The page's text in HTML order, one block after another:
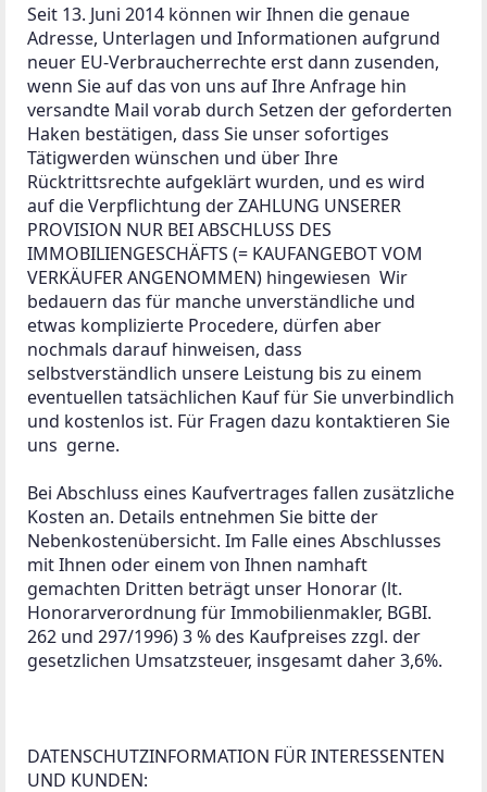
Seit 13. Juni 2014 können wir Ihnen die genaue
Adresse, Unterlagen und Informationen aufgrund
neuer EU-Verbraucherrechte erst dann zusenden,
wenn Sie auf das von uns auf Ihre Anfrage hin
versandte Mail vorab durch Setzen der geforderten
Haken bestätigen, dass Sie unser sofortiges
Tätigwerden wünschen und über Ihre
Rücktrittsrechte aufgeklärt wurden, und es wird
auf die Verpflichtung der ZAHLUNG UNSERER
PROVISION NUR BEI ABSCHLUSS DES
IMMOBILIENGESCHÄFTS (= KAUFANGEBOT VOM
VERKÄUFER ANGENOMMEN) hingewiesen  Wir
bedauern das für manche unverständliche und
etwas komplizierte Procedere, dürfen aber
nochmals darauf hinweisen, dass
selbstverständlich unsere Leistung bis zu einem
eventuellen tatsächlichen Kauf für Sie unverbindlich
und kostenlos ist. Für Fragen dazu kontaktieren Sie
uns  gerne.
Bei Abschluss eines Kaufvertrages fallen zusätzliche
Kosten an. Details entnehmen Sie bitte der
Nebenkostenübersicht. Im Falle eines Abschlusses
mit Ihnen oder einem von Ihnen namhaft
gemachten Dritten beträgt unser Honorar (lt.
Honorarverordnung für Immobilienmakler, BGBI.
262 und 297/1996) 3 % des Kaufpreises zzgl. der
gesetzlichen Umsatzsteuer, insgesamt daher 3,6%.
DATENSCHUTZINFORMATION FÜR INTERESSENTEN
UND KUNDEN: